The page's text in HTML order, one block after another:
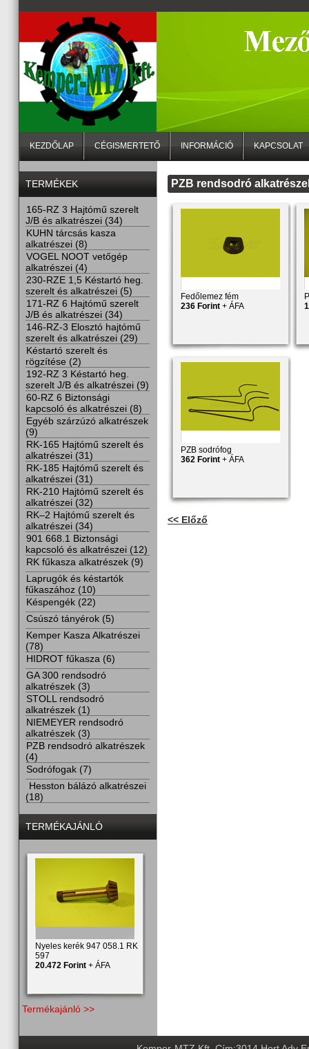
KEZDŐLAP CÉGISMERTETŐ INFORMÁCIÓ KAPCSOLAT
PZB rendsodró
Fedőlemez fém
236 Forint + ÁFA
PZB sodrófog
362 Forint + ÁFA
<< Előző
TERMÉKEK
165-RZ 3 Hajtómű szerelt
J/B és alkatrészei (34)
KUHN tárcsás kasza
alkatrészei (8)
VOGEL NOOT vetőgép
alkatrészei (4)
230-RZE 1,5 Késtartó heg.
szerelt és alkatrészei (5)
171-RZ 6 Hajtómű szerelt
J/B és alkatrészei (34)
146-RZ-3 Elosztó hajtómű
szerelt és alkatrészei (29)
Késtartó szerelt és
rögzítése (2)
192-RZ 3 Késtartó heg.
szerelt J/B és alkatrészei (9)
60-RZ 6 Biztonsági
kapcsoló és alkatrészei (8)
Egyéb szárzúzó alkatrészek
(9)
RK-165 Hajtómű szerelt és
alkatrészei (31)
RK-185 Hajtómű szerelt és
alkatrészei (31)
RK-210 Hajtómű szerelt és
alkatrészei (32)
RK–2 Hajtómű szerelt és
alkatrészei (34)
901 668.1 Biztonsági
kapcsoló és alkatrészei (12)
RK fűkasza alkatrészek (9)
Laprugók és késtartók
fűkaszához (10)
Késpengék (22)
Csúszó tányérok (5)
Kemper Kasza Alkatrészei
(78)
HIDROT fűkasza (6)
GA 300 rendsodró
alkatrészek (3)
STOLL rendsodró
alkatrészek (1)
NIEMEYER rendsodró
alkatrészek (3)
PZB rendsodró alkatrészek
(4)
Sodrófogak (7)
Hesston bálázó alkatrészei
(18)
TERMÉKAJÁNLÓ
Nyeles kerék 947 058.1 RK
597
20.472 Forint + ÁFA
Termékajánló >>